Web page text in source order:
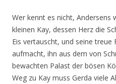
Wer kennt es nicht, Andersens
kleinen Kay, dessen Herz die
Eis vertauscht, und seine treue
aufmacht, ihn aus dem von
bewachten Palast der bösen
Weg zu Kay muss Gerda viele